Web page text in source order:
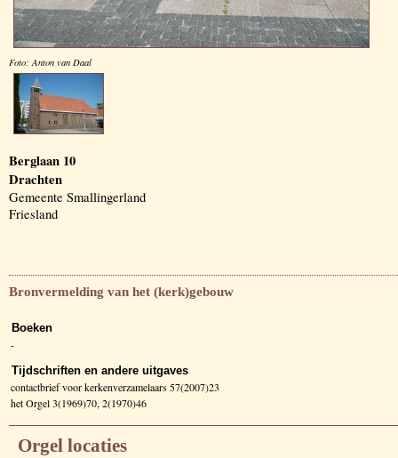
Foto: Anton van Daal
Berglaan 10
Drachten
Gemeente Smallingerland
Friesland
Bronvermelding van het (kerk)gebouw
Boeken
-
Tijdschriften en andere uitgaves
contactbrief voor kerkenverzamelaars 57(2007)23
het Orgel 3(1969)70, 2(1970)46
Orgel locaties